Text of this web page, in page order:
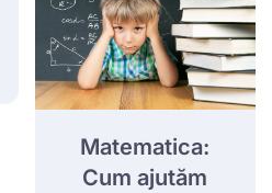
Matematica:
Cum ajutăm